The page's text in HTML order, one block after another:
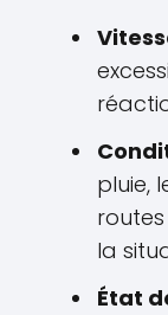
pluie,
la
État